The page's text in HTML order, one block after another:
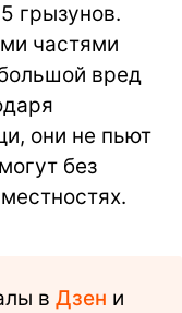
грызунов.
частями
вред
они не пьют
без
в Дзен и